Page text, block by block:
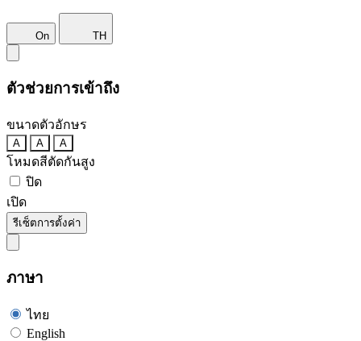
On TH
ตัวช่วยการเข้าถึง
ขนาดตัวอักษร
A A A
โหมดสีตัดกันสูง
ปิด
เปิด
รีเซ็ตการตั้งค่า
ภาษา
ไทย
English